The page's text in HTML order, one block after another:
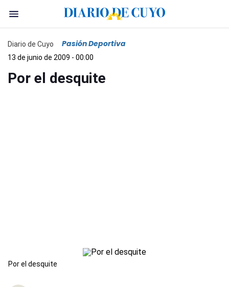
Diario de Cuyo Pasión Deportiva
13 de junio de 2009 - 00:00
Por el desquite
Por el desquite